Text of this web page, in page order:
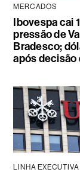
MERCADOS
Ibovespa cai
pressão de
Bradesco;
após decisão
LINHA EXECUTIVA